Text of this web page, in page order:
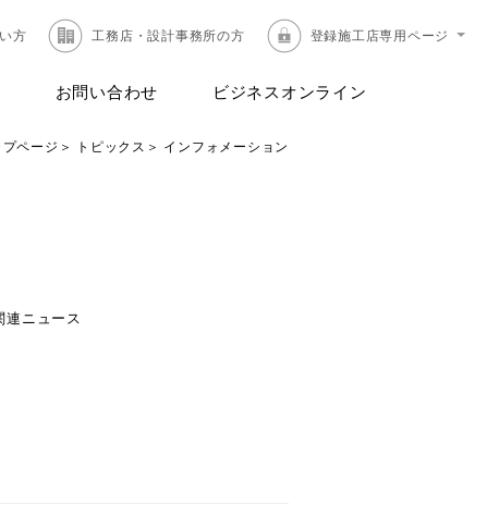
お問い合わせ ビジネスオンライン
方 工務店・設計事務所の方 登録施工店専用ページ
プページ トピックス インフォメーション
連ニュース